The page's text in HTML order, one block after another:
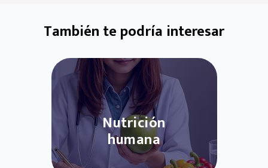
También te podría interesar
Nutrición
humana